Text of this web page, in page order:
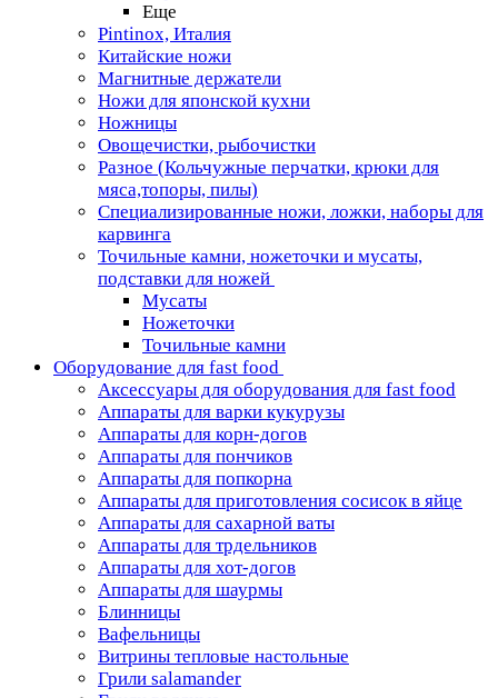
Еще
Pintinox, Италия
Китайские ножи
Магнитные держатели
Ножи для японской кухни
Ножницы
Овощечистки, рыбочистки
Разное (Кольчужные перчатки, крюки для
мяса,топоры, пилы)
Специализированные ножи, ложки, наборы для
карвинга
Точильные камни, ножеточки и мусаты,
подставки для ножей
Мусаты
Ножеточки
Точильные камни
Оборудование для fast food
Аксессуары для оборудования для fast food
Аппараты для варки кукурузы
Аппараты для корн-догов
Аппараты для пончиков
Аппараты для попкорна
Аппараты для приготовления сосисок в яйце
Аппараты для сахарной ваты
Аппараты для трдельников
Аппараты для хот-догов
Аппараты для шаурмы
Блинницы
Вафельницы
Витрины тепловые настольные
Грили salamander